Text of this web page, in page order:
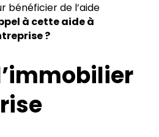
bénéficier de l’aide
à cette aide à
?